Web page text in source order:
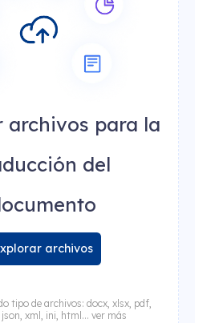
archivos para la
del
archivos
tipo de archivos: docx, xlsx, pdf,
json, xml, ini, html... ver más